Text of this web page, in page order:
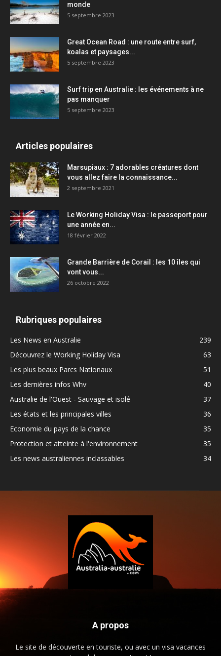
monde
5 septembre 2023
Great Ocean Road : une route entre surf,
koalas et paysages...
5 septembre 2023
Surf trip en Australie : les événements à ne
pas manquer
5 septembre 2023
Articles populaires
Marsupiaux : 7 adorables créatures dont
vous allez faire la connaissance...
2 septembre 2021
Le Working Holiday Visa : le passeport pour
une année en...
18 février 2022
Grande Barrière de Corail : les 10 îles qui
vont vous...
26 octobre 2022
Rubriques populaires
Les News en Australie
239
Découvrez le Working Holiday Visa
63
Les plus beaux Parcs Nationaux
51
Les dernières infos Whv
40
Australie de l'Ouest - Sauvage et isolé
37
Les états et les principales villes
36
Economie du pays de la chance
35
Protection et atteinte à l'environnement
35
Les news australiennes inclassables
34
A propos
Le site de découverte en touriste, ou avec un visa vacances